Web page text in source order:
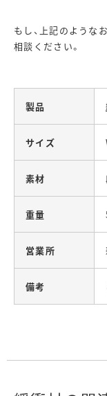
もし、上記のような
相談ください。
製品
サイズ
素材
重量
営業所
備考